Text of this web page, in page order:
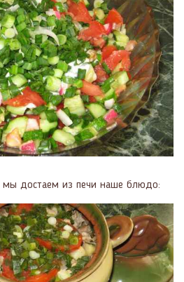
достаем из печи наше блюдо: